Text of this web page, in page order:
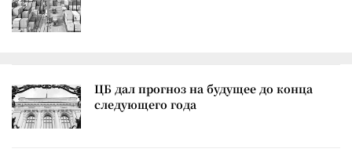
ЦБ дал прогноз на будущее до конца
следующего года